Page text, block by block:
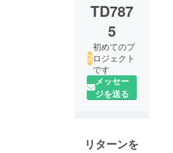
TD787
5
初めてのプ
ロジェクト
です
メッセー
ジを送る
リターンを